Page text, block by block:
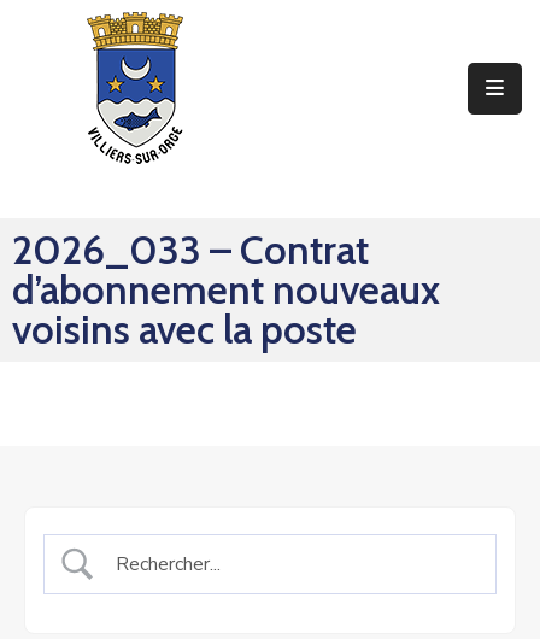
Mes
Sorties
2026_033 – Contrat
d’abonnement nouveaux
voisins avec la poste